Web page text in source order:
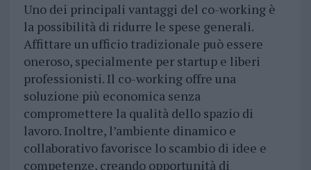
Uno dei principali vantaggi del co-working è
la possibilità di ridurre le spese generali.
Affittare un ufficio tradizionale può essere
oneroso, specialmente per startup e liberi
professionisti. Il co-working offre una
soluzione più economica senza
compromettere la qualità dello spazio di
lavoro. Inoltre, l’ambiente dinamico e
collaborativo favorisce lo scambio di idee e
competenze, creando opportunità di